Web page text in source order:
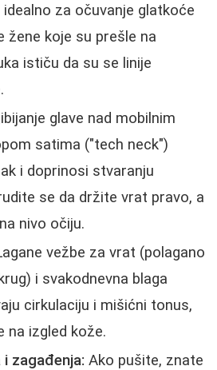
za očuvanje glatkoće
žene koje su prešle na
ističu da su se linije
glave nad mobilnim
satima ("tech neck")
i doprinosi stvaranju
se da držite vrat pravo, a
nivo očiju.
vežbe za vrat (polagano
i svakodnevna blaga
cirkulaciju i mišićni tonus,
na izgled kože.
zagađenja: Ako pušite, znate